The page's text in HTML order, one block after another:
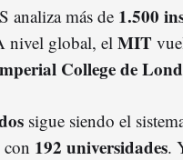
analiza más de 1.500
nivel global, el MIT
College de
sigue siendo el
192 universidades.